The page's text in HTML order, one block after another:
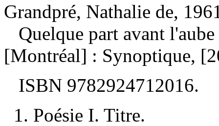
Grandpré, Nathalie de,
Quelque part avant l'aube
[Montréal] : Synoptique,
ISBN 9782924712016.
1. Poésie I. Titre.